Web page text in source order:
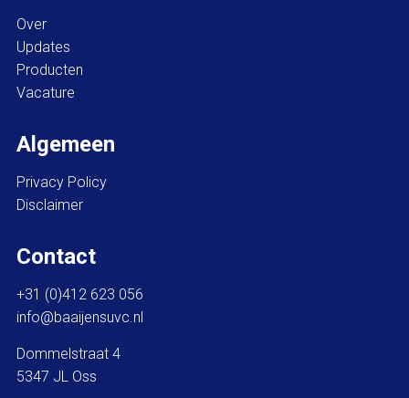
Over
Updates
Producten
Vacature
Algemeen
Privacy Policy
Disclaimer
Contact
+31 (0)412 623 056
info@baaijensuvc.nl
Dommelstraat 4
5347 JL Oss